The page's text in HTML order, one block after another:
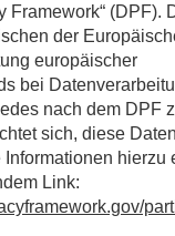
Framework“ (DPF).
der
europäischer
bei
nach dem DPF
sich, diese
hierzu
Link: